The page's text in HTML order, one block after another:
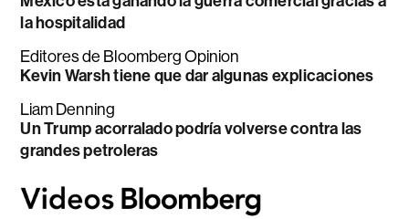
la hospitalidad
Editores de Bloomberg Opinion
Kevin Warsh tiene que dar algunas explicaciones
Liam Denning
Un Trump acorralado podría volverse contra las
grandes petroleras